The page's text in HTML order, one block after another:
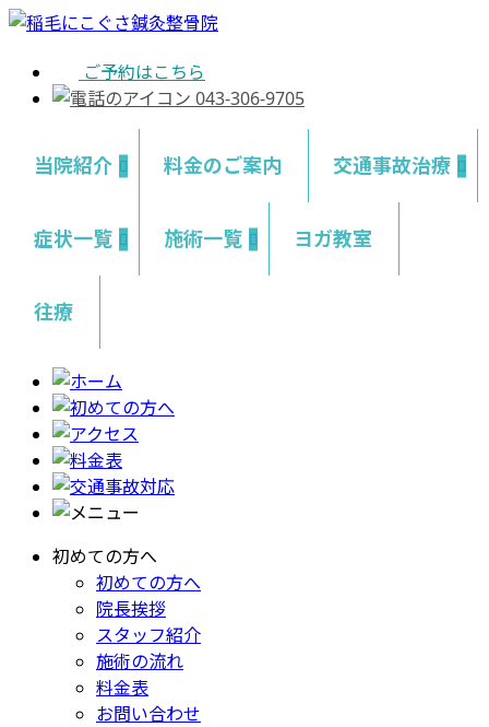
ご予約はこちら
043-306-9705
当院紹介 料金のご案内 交通事故治療
症状一覧 施術一覧 ヨガ教室
往療
初めての方へ
初めての方へ
院長挨拶
スタッフ紹介
施術の流れ
料金表
お問い合わせ